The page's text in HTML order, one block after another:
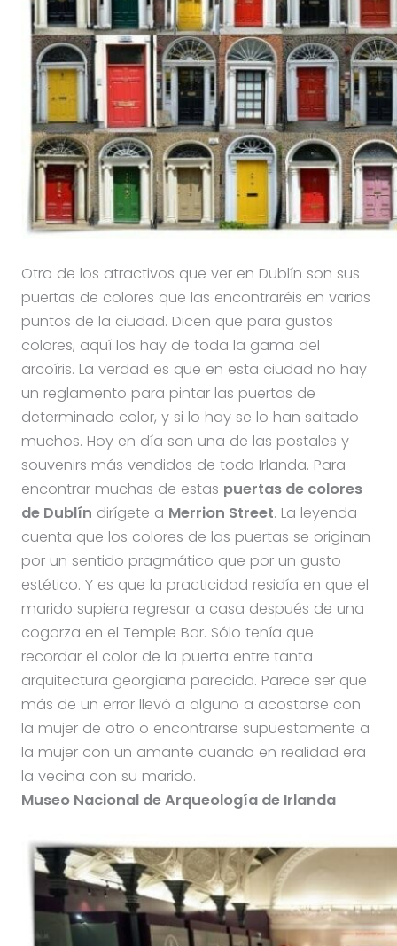
Otro de los atractivos que ver en Dublín son sus
puertas de colores que las encontraréis en varios
puntos de la ciudad. Dicen que para gustos
colores, aquí los hay de toda la gama del
arcoíris. La verdad es que en esta ciudad no hay
un reglamento para pintar las puertas de
determinado color, y si lo hay se lo han saltado
muchos. Hoy en día son una de las postales y
souvenirs más vendidos de toda Irlanda. Para
encontrar muchas de estas puertas de colores
de Dublín dirígete a Merrion Street. La leyenda
cuenta que los colores de las puertas se originan
por un sentido pragmático que por un gusto
estético. Y es que la practicidad residía en que el
marido supiera regresar a casa después de una
cogorza en el Temple Bar. Sólo tenía que
recordar el color de la puerta entre tanta
arquitectura georgiana parecida. Parece ser que
más de un error llevó a alguno a acostarse con
la mujer de otro o encontrarse supuestamente a
la mujer con un amante cuando en realidad era
la vecina con su marido.
Museo Nacional de Arqueología de Irlanda